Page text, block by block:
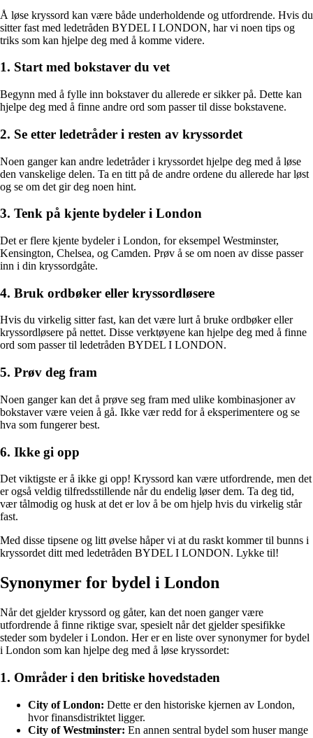
Å løse kryssord kan være både underholdende og utfordrende. Hvis du
sitter fast med ledetråden BYDEL I LONDON, har vi noen tips og
triks som kan hjelpe deg med å komme videre.
1. Start med bokstaver du vet
Begynn med å fylle inn bokstaver du allerede er sikker på. Dette kan
hjelpe deg med å finne andre ord som passer til disse bokstavene.
2. Se etter ledetråder i resten av kryssordet
Noen ganger kan andre ledetråder i kryssordet hjelpe deg med å løse
den vanskelige delen. Ta en titt på de andre ordene du allerede har løst
og se om det gir deg noen hint.
3. Tenk på kjente bydeler i London
Det er flere kjente bydeler i London, for eksempel Westminster,
Kensington, Chelsea, og Camden. Prøv å se om noen av disse passer
inn i din kryssordgåte.
4. Bruk ordbøker eller kryssordløsere
Hvis du virkelig sitter fast, kan det være lurt å bruke ordbøker eller
kryssordløsere på nettet. Disse verktøyene kan hjelpe deg med å finne
ord som passer til ledetråden BYDEL I LONDON.
5. Prøv deg fram
Noen ganger kan det å prøve seg fram med ulike kombinasjoner av
bokstaver være veien å gå. Ikke vær redd for å eksperimentere og se
hva som fungerer best.
6. Ikke gi opp
Det viktigste er å ikke gi opp! Kryssord kan være utfordrende, men det
er også veldig tilfredsstillende når du endelig løser dem. Ta deg tid,
vær tålmodig og husk at det er lov å be om hjelp hvis du virkelig står
fast.
Med disse tipsene og litt øvelse håper vi at du raskt kommer til bunns i
kryssordet ditt med ledetråden BYDEL I LONDON. Lykke til!
Synonymer for bydel i London
Når det gjelder kryssord og gåter, kan det noen ganger være
utfordrende å finne riktige svar, spesielt når det gjelder spesifikke
steder som bydeler i London. Her er en liste over synonymer for bydel
i London som kan hjelpe deg med å løse kryssordet:
1. Områder i den britiske hovedstaden
City of London: Dette er den historiske kjernen av London,
hvor finansdistriktet ligger.
City of Westminster: En annen sentral bydel som huser mange